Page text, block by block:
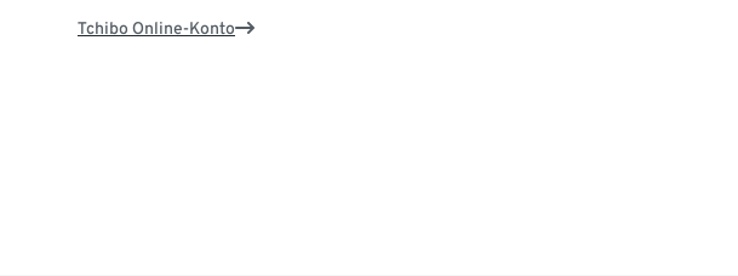
Tchibo Online-Konto